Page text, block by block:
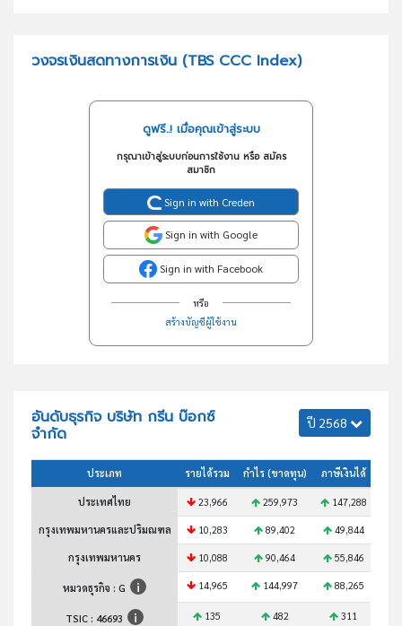
วงจรเงินสดทางการเงิน (TBS CCC Index)
ดูฟรี..! เมื่อคุณเข้าสู่ระบบ
กรุณาเข้าสู่ระบบก่อนการใช้งาน หรือ สมัคร
สมาชิก
Sign in with Creden
Sign in with Google
Sign in with Facebook
หรือ
สร้างบัญชีผู้ใช้งาน
อันดับธุรกิจ บริษัท กรีน บ๊อกซ์
จำกัด
ปี 2568
ประเภท รายได้รวม กำไร (ขาดทุน) ภาษีเงินได้
ประเทศไทย 23,966 259,973 147,288
กรุงเทพมหานครและปริมณฑล 10,283 89,402 49,844
กรุงเทพมหานคร 10,088 90,464 55,846
หมวดธุรกิจ : G 14,965 144,997 88,265
TSIC : 46693 135 482 311